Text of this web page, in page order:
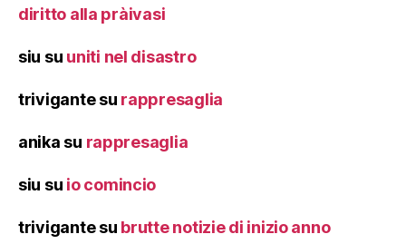
diritto alla pràivasi
siu su uniti nel disastro
trivigantesu rappresaglia
anika su rappresaglia
siu su io comincio
trivigantesu brutte notizie di inizio anno